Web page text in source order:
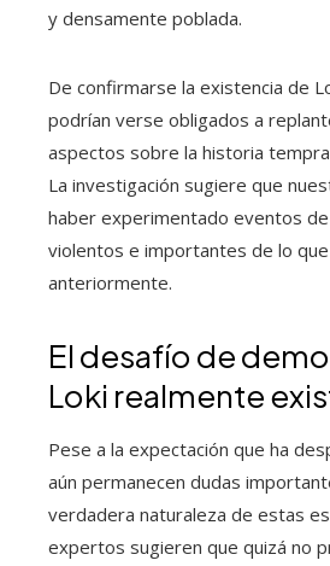
y densamente poblada.
De confirmarse la existencia de
podrían verse obligados a
aspectos sobre la historia
La investigación sugiere que
haber experimentado eventos
violentos e importantes de lo
anteriormente.
El desafío de
Loki realmente
Pese a la expectación que ha
aún permanecen dudas
verdadera naturaleza de estas
expertos sugieren que quizá no